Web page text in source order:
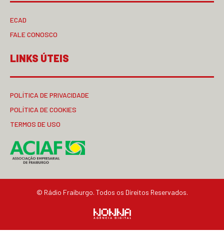
ECAD
FALE CONOSCO
LINKS ÚTEIS
POLÍTICA DE PRIVACIDADE
POLÍTICA DE COOKIES
TERMOS DE USO
© Rádio Fraiburgo. Todos os Direitos Reservados.